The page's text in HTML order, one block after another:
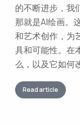
的不断进步，我
那就是AI绘画。
和艺术创作，为
具和可能性。在
么，以及它如何
Read article